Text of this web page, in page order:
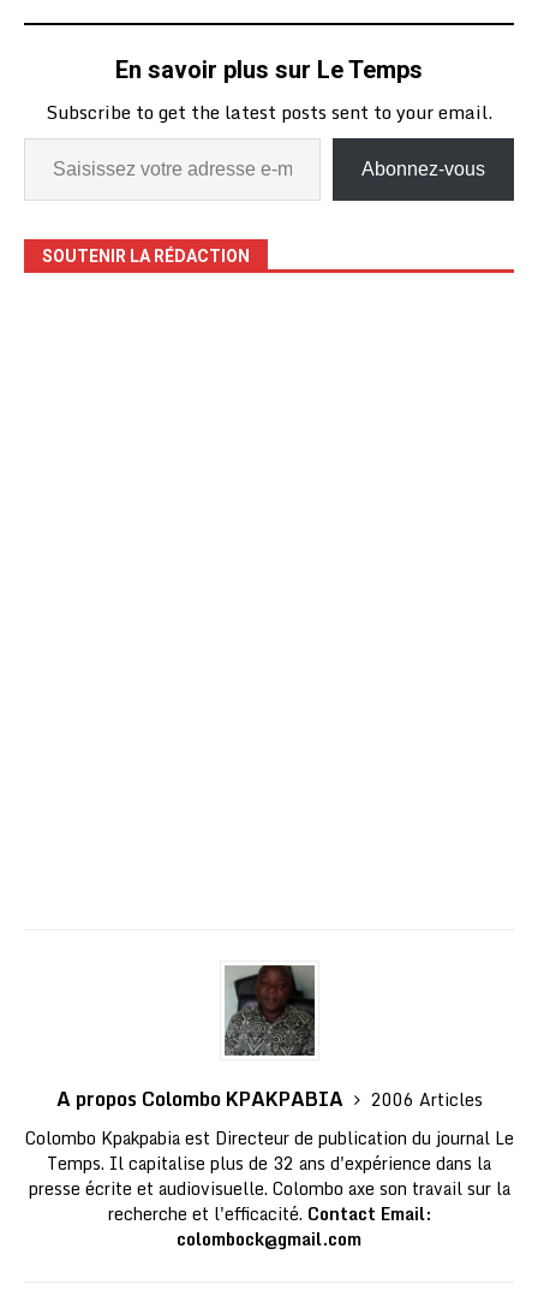
En savoir plus sur Le Temps
Subscribe to get the latest posts sent to your email.
Abonnez-vous
SOUTENIR LA RÉDACTION
A propos Colombo KPAKPABIA
2006 Articles
Colombo Kpakpabia est Directeur de publication du journal Le
Temps. Il capitalise plus de 32 ans d'expérience dans la
presse écrite et audiovisuelle. Colombo axe son travail sur la
recherche et l'efficacité. Contact Email:
colombock@gmail.com